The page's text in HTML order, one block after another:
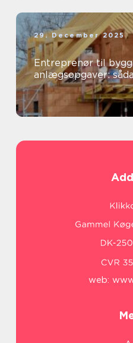
29. December 2025
Entreprenør til
anlægsopgaver:
web: